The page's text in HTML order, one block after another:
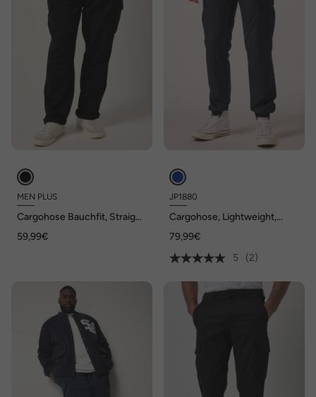
MEN PLUS
Cargohose Bauchfit, Straight
59,99€
JP1880
Cargohose, Lightweight,
viele Taschen, bis Gr. 72
79,99€
5
(2)